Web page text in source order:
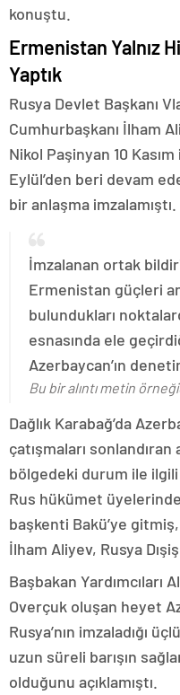
konuştu.
Ermenistan Yalnız
Yaptık
Rusya Devlet Başkanı
Cumhurbaşkanı İlham
Nikol Paşinyan 10
Eylül’den beri devam
bir anlaşma imzalamıştı.
İmzalanan ortak
Ermenistan güçleri
bulundukları
esnasında ele
Azerbaycan’ın
Bu bir alıntı metin
Dağlık Karabağ’da
çatışmaları sonlandıran
bölgedeki durum ile
Rus hükümet
başkenti Bakü’ye
İlham Aliyev, Rusya
Başbakan Yardımcıları
Overçuk oluşan heyet
Rusya’nın imzaladığı
uzun süreli barışın
olduğunu açıklamıştı.